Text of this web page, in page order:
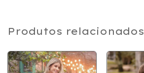
Produtos relacionados